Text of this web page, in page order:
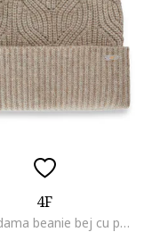
4F
Caciula dama beanie bej cu pompon 56x58cm